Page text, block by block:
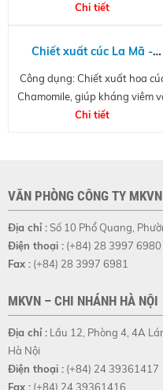
chống oxi hóa
Chi tiết
Chiết xuất cúc La Mã -
Chamomile
Recutita(Matricaria)
Extract
Công dụng: Chiết xuất hoa
Chamomile, giúp kháng viêm
làm dịu da
Chi tiết
VĂN PHÒNG CÔNG TY MKVN
Địa chỉ :Số 10 Phổ Quang,
Điện thoại : (+84) 28 3997 6980
Fax : (+84) 28 3997 6981
MKVN – CHI NHÁNH HÀ NỘI
Địa chỉ : Lầu 12, Phòng 4, 4A
Hà Nội
Điện thoại : (+84) 24 39361417
Fax : (+84) 24 39361416